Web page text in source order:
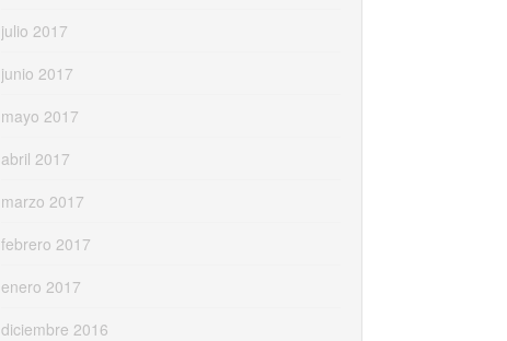
julio 2017
junio 2017
mayo 2017
abril 2017
marzo 2017
febrero 2017
enero 2017
diciembre 2016